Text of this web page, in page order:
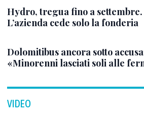
Hydro, tregua fino a settembre.
L’azienda cede solo la fonderia
Dolomitibus ancora sotto
«Minorenni lasciati soli alle
VIDEO